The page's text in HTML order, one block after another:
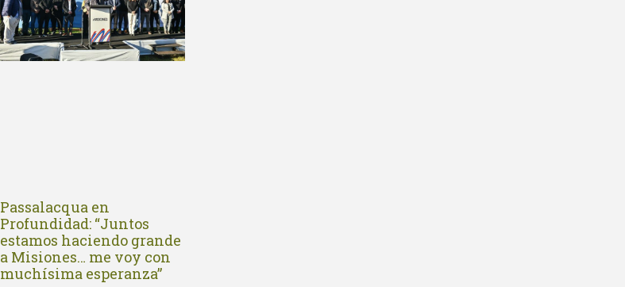
Passalacqua en
Profundidad: “Juntos
estamos haciendo grande
a Misiones… me voy con
muchísima esperanza”